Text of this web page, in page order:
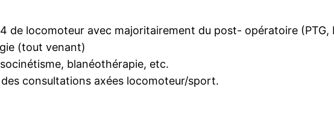
de locomoteur avec majoritairement du post- opératoire (PTG,
(tout venant)
blanéothérapie, etc.
consultations axées locomoteur/sport.